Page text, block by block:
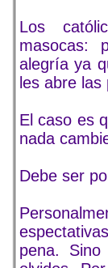
Los
masocas:
alegría ya
les abre
El caso es
nada
Debe ser
pena.